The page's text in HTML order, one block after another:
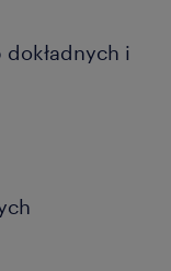
dokładnych i